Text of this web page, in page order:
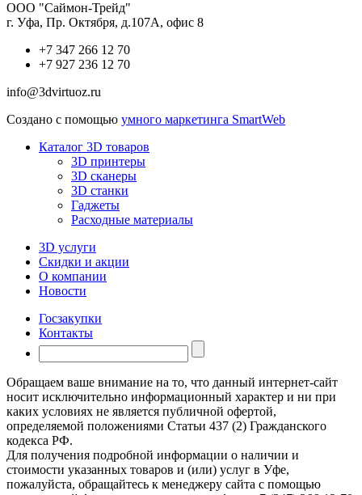
ООО "Саймон-Трейд"
г. Уфа, Пр. Октября, д.107А, офис 8
+7 347 266 12 70
+7 927 236 12 70
info@3dvirtuoz.ru
Создано с помощью умного маркетинга SmartWeb
Каталог 3D товаров
3D принтеры
3D сканеры
3D станки
Гаджеты
Расходные материалы
3D услуги
Скидки и акции
О компании
Новости
Госзакупки
Контакты
Обращаем ваше внимание на то, что данный интернет-сайт
носит исключительно информационный характер и ни при
каких условиях не является публичной офертой,
определяемой положениями Статьи 437 (2) Гражданского
кодекса РФ.
Для получения подробной информации о наличии и
стоимости указанных товаров и (или) услуг в Уфе,
пожалуйста, обращайтесь к менеджеру сайта с помощью